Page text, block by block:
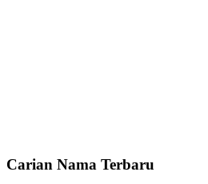
Carian Nama Terbaru